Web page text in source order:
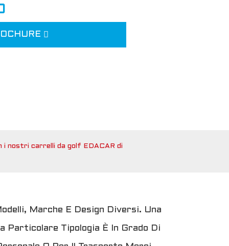
i nostri carrelli da golf EDACAR di
Marche E Design Diversi. Una
Particolare Tipologia È In Grado Di